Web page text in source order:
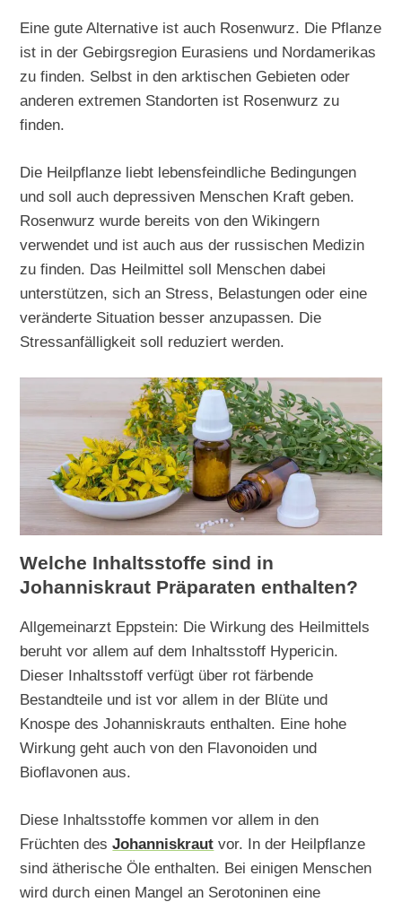
Eine gute Alternative ist auch Rosenwurz. Die Pflanze
ist in der Gebirgsregion Eurasiens und Nordamerikas
zu finden. Selbst in den arktischen Gebieten oder
anderen extremen Standorten ist Rosenwurz zu
finden.
Die Heilpflanze liebt lebensfeindliche Bedingungen
und soll auch depressiven Menschen Kraft geben.
Rosenwurz wurde bereits von den Wikingern
verwendet und ist auch aus der russischen Medizin
zu finden. Das Heilmittel soll Menschen dabei
unterstützen, sich an Stress, Belastungen oder eine
veränderte Situation besser anzupassen. Die
Stressanfälligkeit soll reduziert werden.
Welche Inhaltsstoffe sind in
Johanniskraut Präparaten enthalten?
Allgemeinarzt Eppstein: Die Wirkung des Heilmittels
beruht vor allem auf dem Inhaltsstoff Hypericin.
Dieser Inhaltsstoff verfügt über rot färbende
Bestandteile und ist vor allem in der Blüte und
Knospe des Johanniskrauts enthalten. Eine hohe
Wirkung geht auch von den Flavonoiden und
Bioflavonen aus.
Diese Inhaltsstoffe kommen vor allem in den
Früchten desJohanniskraut vor. In der Heilpflanze
sind ätherische Öle enthalten. Bei einigen Menschen
wird durch einen Mangel an Serotoninen eine